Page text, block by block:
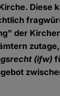
Diese
der
(ifw)